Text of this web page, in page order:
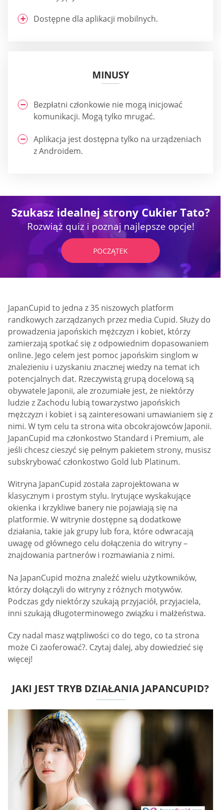
Dostępne dla aplikacji mobilnych.
MINUSY
Bezpłatni członkowie nie mogą inicjować
komunikacji. Mogą tylko mrugać.
Aplikacja jest dostępna tylko na urządzeniach
z Androidem.
Szukasz idealnej strony Cukier Tato?
Rozwiąż quiz i poznaj najlepsze opcje!
POCZĄTEK
JapanCupid to jedna z 35 niszowych platform
randkowych zarządzanych przez media Cupid. Służy do
prowadzenia japońskich mężczyzn i kobiet, którzy
zamierzają spotkać się z odpowiednim dopasowaniem
online. Jego celem jest pomoc japońskim singlom w
znalezieniu i uzyskaniu znacznej wiedzy na temat ich
potencjalnych dat. Rzeczywistą grupą docelową są
obywatele Japonii, ale zrozumiałe jest, że niektórzy
ludzie z Zachodu lubią towarzystwo japońskich
mężczyzn i kobiet i są zainteresowani umawianiem się z
nimi. W tym celu ta strona wita obcokrajowców Japonii.
JapanCupid ma członkostwo Standard i Premium, ale
jeśli chcesz cieszyć się pełnym pakietem strony, musisz
subskrybować członkostwo Gold lub Platinum.
Witryna JapanCupid została zaprojektowana w
klasycznym i prostym stylu. Irytujące wyskakujące
okienka i krzykliwe banery nie pojawiają się na
platformie. W witrynie dostępne są dodatkowe
działania, takie jak grupy lub fora, które odwracają
uwagę od głównego celu dołączenia do witryny –
znajdowania partnerów i rozmawiania z nimi.
Na JapanCupid można znaleźć wielu użytkowników,
którzy dołączyli do witryny z różnych motywów.
Podczas gdy niektórzy szukają przyjaciół, przyjaciela,
inni szukają długoterminowego związku i małżeństwa.
Czy nadal masz wątpliwości co do tego, co ta strona
może Ci zaoferować?. Czytaj dalej, aby dowiedzieć się
więcej!
JAKI JEST TRYB DZIAŁANIA JAPANCUPID?